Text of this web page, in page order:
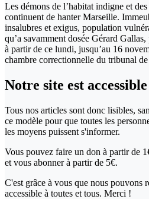
Les démons de l’habitat indigne et
continuent de hanter Marseille.
insalubres et exigus, population
qu’a savamment dosée Gérard
à partir de ce lundi, jusqu’au 16
chambre correctionnelle du tribunal
Notre site est accessible
Tous nos articles sont donc lisibles,
ce modèle pour que toutes les
les moyens puissent s'informer.
Vous pouvez faire un don à partir de
et vous abonner à partir de 5€.
C'est grâce à vous que nous pouvons
accessible à toutes et tous. Merci !